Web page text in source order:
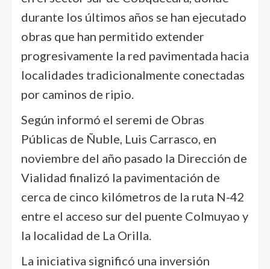
durante los últimos años se han ejecutado
obras que han permitido extender
progresivamente la red pavimentada hacia
localidades tradicionalmente conectadas
por caminos de ripio.
Según informó el seremi de Obras
Públicas de Ñuble, Luis Carrasco, en
noviembre del año pasado la Dirección de
Vialidad finalizó la pavimentación de
cerca de cinco kilómetros de la ruta N-42
entre el acceso sur del puente Colmuyao y
la localidad de La Orilla.
La iniciativa significó una inversión